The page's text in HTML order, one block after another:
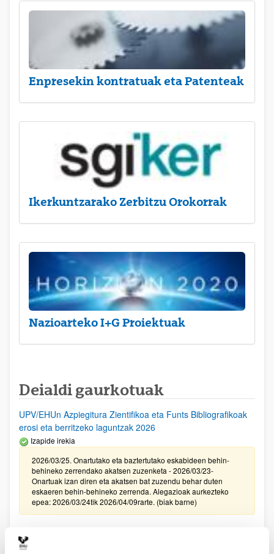
Enpresekin kontratuak eta Patenteak
Ikerkuntzarako Zerbitzu Orokorrak
Nazioarteko I+G Proiektuak
Deialdi gaurkotuak
UPV/EHUn Azpiegitura Zientifikoa eta Funts Bibliografikoak
erosi eta berritzeko laguntzak 2026
Izapide irekia
2026/03/25. Onartutako eta baztertutako eskabideen behin-
behineko zerrendako akatsen zuzenketa - 2026/03/23-
Onartuak izan diren eta akatsen bat zuzendu behar duten
eskaeren behin-behineko zerrenda. Alegazioak aurkezteko
epea: 2026/03/24tik 2026/04/09rarte. (biak barne)
sustatzeko laguntzen deialdia (FECYT) 2026